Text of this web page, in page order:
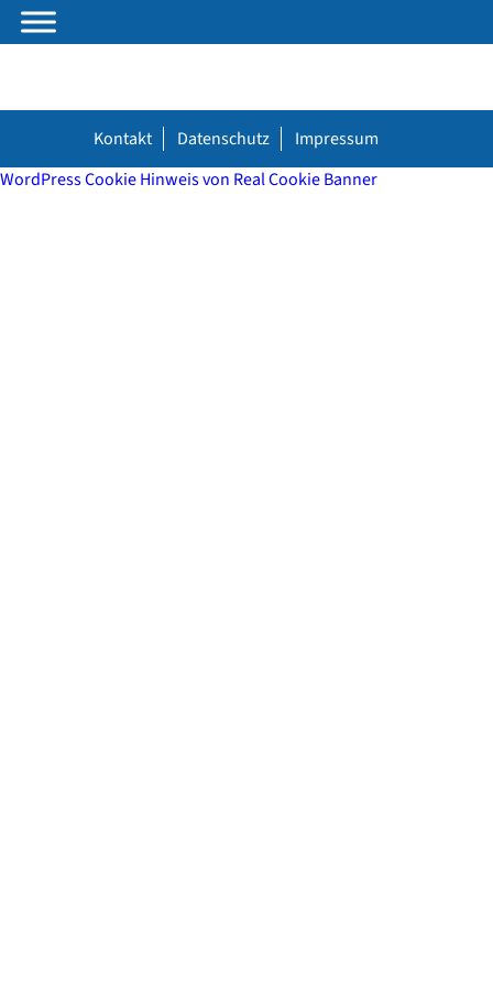
Kontakt Datenschutz
Impressum
WordPress Cookie Hinweis von Real Cookie Banner